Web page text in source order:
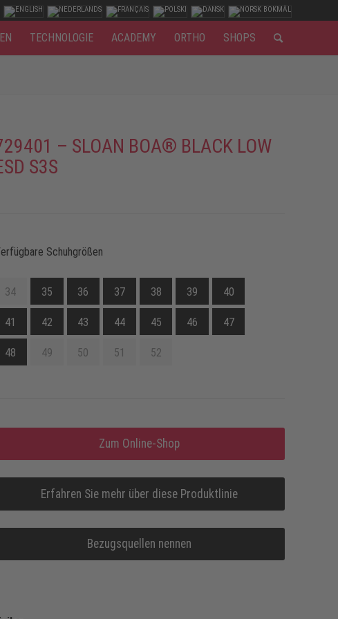
TECHNOLOGIE ACADEMY ORTHO SHOPS
– SLOAN BOA® BLACK LOW
S3S
Schuhgrößen
34 35 36 37 38 39 40
41 42 43 44 45 46 47
48 49 50 51 52
Zum Online-Shop
Erfahren Sie mehr über diese Produktlinie
Bezugsquellen nennen